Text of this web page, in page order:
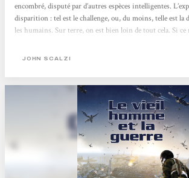
encombré, disputé par d’autres espèces intelligentes.
disparition : tel est le challenge, ou, du moins, telle est la
les humains. Sur terre, on est bien loin de tout cela. Si ce
gauche. Une seule échappatoire, pour ceux qui ont envie
JOHN SCALZI